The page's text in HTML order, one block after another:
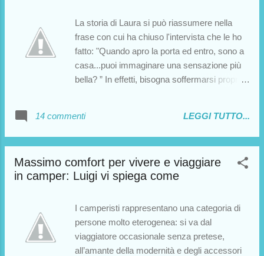
La storia di Laura si può riassumere nella
frase con cui ha chiuso l'intervista che le ho
fatto: "Quando apro la porta ed entro, sono a
casa...puoi immaginare una sensazione più
bella? ” In effetti, bisogna soffermarsi proprio
liberi e indipendenti, come è giusto che
ognuno si senta, è cosa ben diversa
cemento attorno. Ci si può sentire "a casa"
anche in camper. In questi tempi di crisi, anzi,
casa" soltanto in camper. Vi lascio
all'intervista, buona lettura e buon Natale a
tutti!
14 commenti LEGGI TUTTO...
Massimo comfort per vivere e viaggiare
in camper: Luigi vi spiega come
I camperisti rappresentano una categoria di
persone molto eterogenea: si va dal
viaggiatore occasionale senza pretese,
all’amante della modernità e degli accessori